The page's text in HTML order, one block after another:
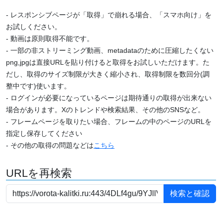
- レスポンシブページが「取得」で崩れる場合、「スマホ向け」を
お試しください。
- 動画は原則取得不能です。
- 一部の非ストリーミング動画、metadataのために圧縮したくない
png,jpgは直接URLを貼り付けると取得をお試しいただけます。た
だし、取得のサイズ制限が大きく縮小され、取得制限を数回分(調
整中です)使います。
- ログインが必要になっているページは期待通りの取得が出来ない
場合があります。Xのトレンドや検索結果、その他のSNSなど。
- フレームページを取りたい場合、フレームの中のページのURLを
指定し保存してください
- その他の取得の問題などはこちら
URLを再検索